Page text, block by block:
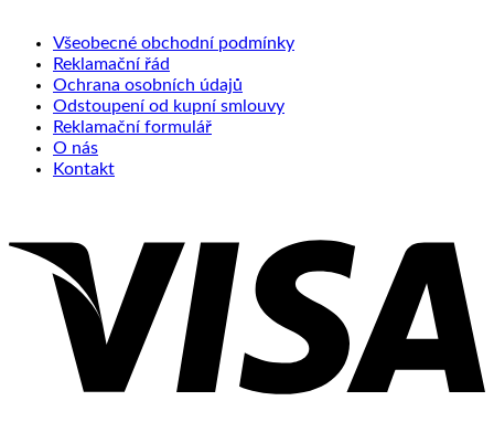
Všeobecné obchodní podmínky
Reklamační řád
Ochrana osobních údajů
Odstoupení od kupní smlouvy
Reklamační formulář
O nás
Kontakt